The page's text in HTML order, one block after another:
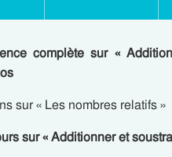
complète sur «
sur « Les nombres relatifs »
sur « Additionner et